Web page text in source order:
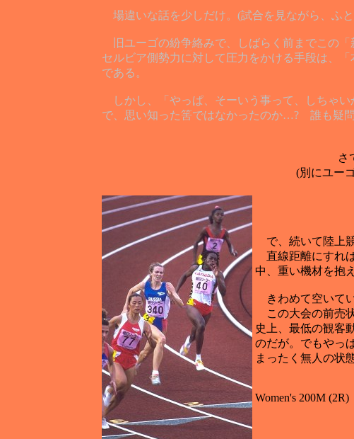
場違いな話を少しだけ。(試合を見ながら、ふ
旧ユーゴの紛争絡みで、しばらく前までこの「
セルビア側勢力に対して圧力をかける手段は、
である。
しかし、「やっぱ、そーいう事って、しちゃい
で、思い知った筈ではなかったのか…? 誰も疑問
さ
(別にユー
で、続いて陸上競
直線距離にすれ
中、重い機材を抱
きわめて空いてい
この大会の前売
史上、最低の観客
のだが。でもやっ
まったく無人の状
Women's 200M (2R)